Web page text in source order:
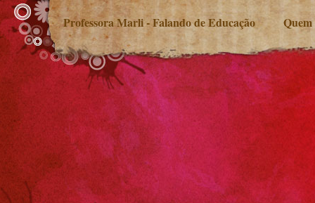
Professora Marli - Falando de Educação Quem
MURAL DE RECADOS